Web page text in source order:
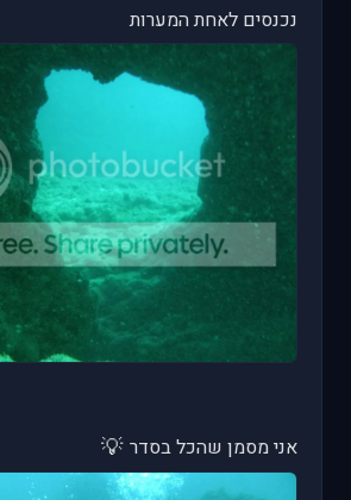
נכנסים לאחת המערות
אני מסמן שהכל בסדר 💡